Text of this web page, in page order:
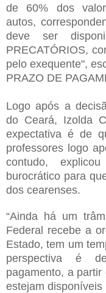
de 60% dos
autos,
deve ser
PRECATÓRIOS,
pelo exequente",
PRAZO DE
Logo após a
do Ceará, Izolda
expectativa é de
professores logo
contudo,
burocrático para
dos cearenses.
“Ainda há um
Federal recebe a
Estado, tem um
perspectiva é
pagamento, a
estejam